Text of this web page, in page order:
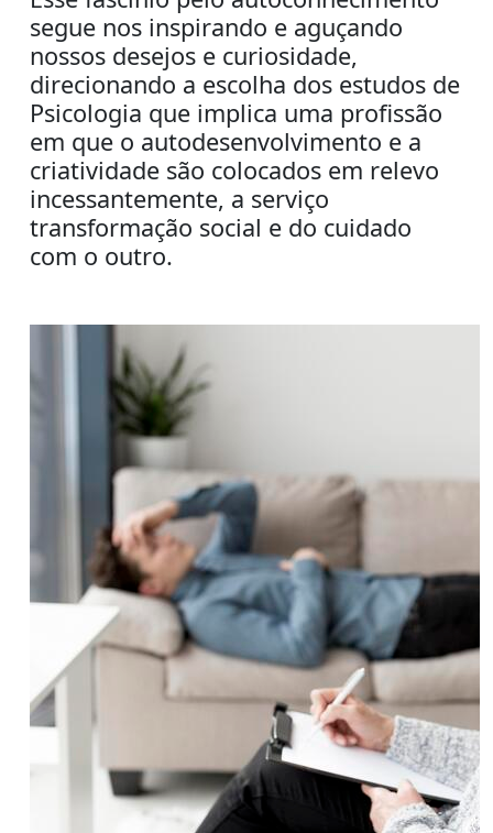
segue nos inspirando e aguçando
nossos desejos e curiosidade,
direcionando a escolha dos estudos de
Psicologia que implica uma profissão
em que o autodesenvolvimento e a
criatividade são colocados em relevo
incessantemente, a serviço
transformação social e do cuidado
com o outro.